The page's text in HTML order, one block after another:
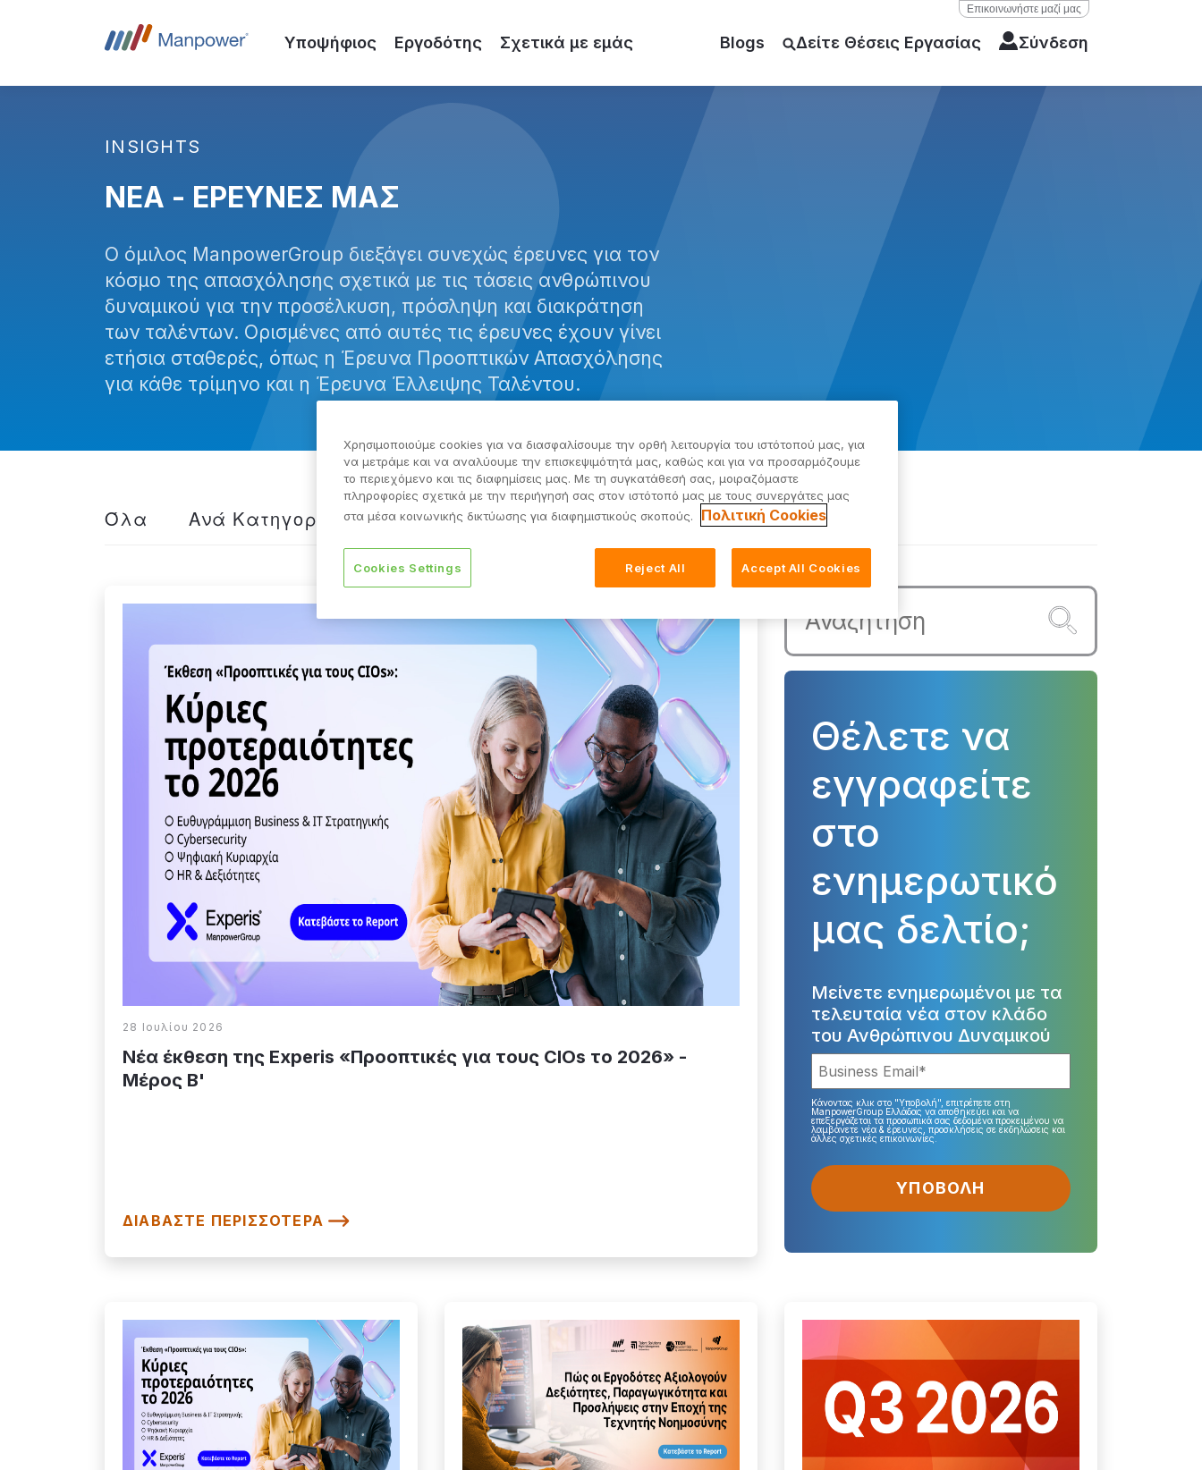
Επικοινωνήστε μαζί μας
Υποψήφιος Εργοδότης Σχετικά με εμάς Blogs Δείτε Θέσεις Εργασίας Σύνδεση
INSIGHTS
ΝΕΑ - ΕΡΕΥΝΕΣ ΜΑΣ
Ο όμιλος ManpowerGroup διεξάγει συνεχώς έρευνες για τον
κόσμο της απασχόλησης σχετικά με τις τάσεις ανθρώπινου
δυναμικού για την προσέλκυση, πρόσληψη και διακράτηση
των ταλέντων. Ορισμένες από αυτές τις έρευνες έχουν γίνει
ετήσια σταθερές, όπως η Έρευνα Προοπτικών Απασχόλησης
για κάθε τρίμηνο και η Έρευνα Έλλειψης Ταλέντου.
Όλα Ανά Κατηγορία
28 Ιουλίου 2026
Νέα έκθεση της Experis «Προοπτικές για τους CIOs το 2026» -
Μέρος Β'
ΔΙΑΒΆΣΤΕ ΠΕΡΙΣΣΌΤΕΡΑ
Θέλετε να
εγγραφείτε
στο
ενημερωτικό
μας δελτίο;
Μείνετε ενημερωμένοι με τα
τελευταία νέα στον κλάδο
του Ανθρώπινου Δυναμικού
Κάνοντας κλικ στο "Υποβολή", επιτρέπετε στη
ManpowerGroup Ελλάδας να αποθηκεύει και να
επεξεργάζεται τα προσωπικά σας δεδομένα προκειμένου να
λαμβάνετε νέα & έρευνες, προσκλήσεις σε εκδηλώσεις και
άλλες σχετικές επικοινωνίες.
Χρησιμοποιούμε cookies για να διασφαλίσουμε την ορθή λειτουργία του ιστότοπού μας, για
να μετράμε και να αναλύουμε την επισκεψιμότητά μας, καθώς και για να προσαρμόζουμε
το περιεχόμενο και τις διαφημίσεις μας. Με τη συγκατάθεσή σας, μοιραζόμαστε
πληροφορίες σχετικά με την περιήγησή σας στον ιστότοπό μας με τους συνεργάτες μας
στα μέσα κοινωνικής δικτύωσης για διαφημιστικούς σκοπούς.
Πολιτική Cookies
Cookies Settings Reject All Accept All Cookies